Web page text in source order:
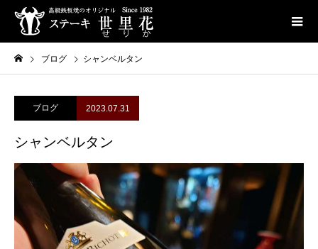
ブログ シャンベルタン
ブログ 2023.07.31
シャンベルタン